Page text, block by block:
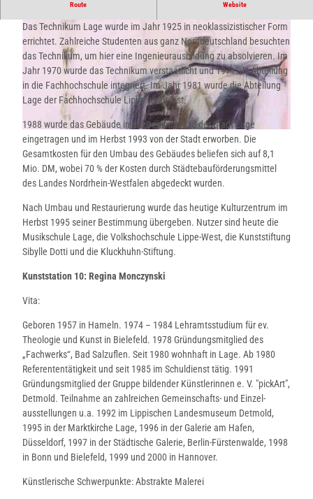
© Thevis, Thevis | CC-BY-SA
© Kaup, Stadt Lage
Route Website
Das Technikum Lage wurde im Jahr 1925 in neoklassizistischer Form
errichtet. Zahlreiche Studenten aus ganz Norddeutschland besuchten
das Technikum, um hier eine Ingenieurausbildung zu absolvieren. Im
Jahr 1970 wurde das Technikum verstaatlicht und 1971 als Abteilung
in die Fachhochschule integriert. Im Jahr 1981 wurde die Abteilung
Lage der Fachhochschule Lippe aufgelöst.
1988 wurde das Gebäude in die Denkmalliste der Stadt Lage
eingetragen und im Herbst 1993 von der Stadt erworben. Die
Gesamtkosten für den Umbau des Gebäudes beliefen sich auf 8,1
Mio. DM, wobei 70 % der Kosten durch Städtebauförderungsmittel
des Landes Nordrhein-Westfalen abgedeckt wurden.
Nach Umbau und Restaurierung wurde das heutige Kulturzentrum im
Herbst 1995 seiner Bestimmung übergeben. Nutzer sind heute die
Musikschule Lage, die Volkshochschule Lippe-West, die Kunststiftung
Sibylle Dotti und die Kluckhuhn-Stiftung.
Kunststation 10: Regina Monczynski
Vita:
Geboren 1957 in Hameln. 1974 – 1984 Lehramtsstudium für ev.
Theologie und Kunst in Bielefeld. 1978 Gründungsmitglied des
„Fachwerks“, Bad Salzuflen. Seit 1980 wohnhaft in Lage. Ab 1980
Referententätigkeit und seit 1985 im Schuldienst tätig. 1991
Gründungsmitglied der Gruppe bildender Künstlerinnen e. V. "pickArt",
Detmold. Teilnahme an zahlreichen Gemeinschafts- und Einzel-
ausstellungen u.a. 1992 im Lippischen Landesmuseum Detmold,
1995 in der Marktkirche Lage, 1996 in der Galerie am Hafen,
Düsseldorf, 1997 in der Städtische Galerie, Berlin-Fürstenwalde, 1998
in Bonn und Bielefeld, 1999 und 2000 in Hannover.
Künstlerische Schwerpunkte: Abstrakte Malerei